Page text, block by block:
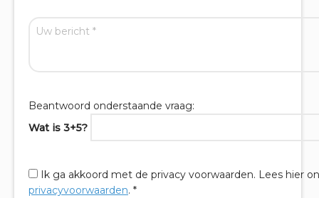
Beantwoord onderstaande vraag:
Wat is 3+5?
Ik ga akkoord met de privacy voorwaarden. Lees hier
privacyvoorwaarden. *